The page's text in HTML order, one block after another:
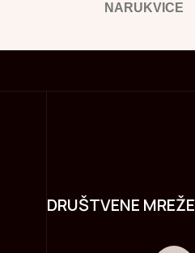
NARUKVICE
DRUŠTVENE MREŽE